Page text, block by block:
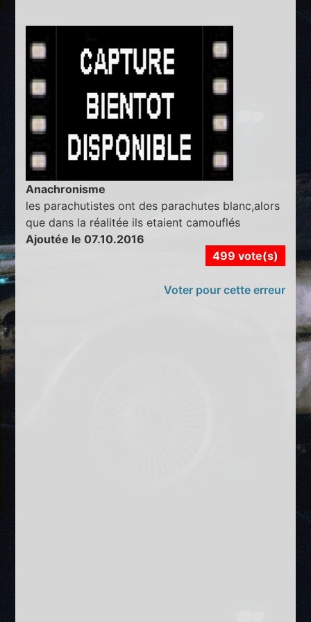
Anachronisme
les parachutistes ont des parachutes blanc,alors
que dans la réalitée ils etaient camouflés
Ajoutée le 07.10.2016
499 vote(s)
Voter pour cette erreur